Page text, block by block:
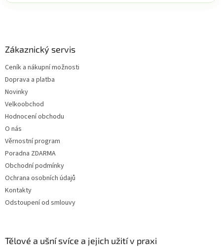
Zákaznický servis
Ceník a nákupní možnosti
Doprava a platba
Novinky
Velkoobchod
Hodnocení obchodu
O nás
Věrnostní program
Poradna ZDARMA
Obchodní podmínky
Ochrana osobních údajů
Kontakty
Odstoupení od smlouvy
Tělové a ušní svíce a jejich užití v praxi